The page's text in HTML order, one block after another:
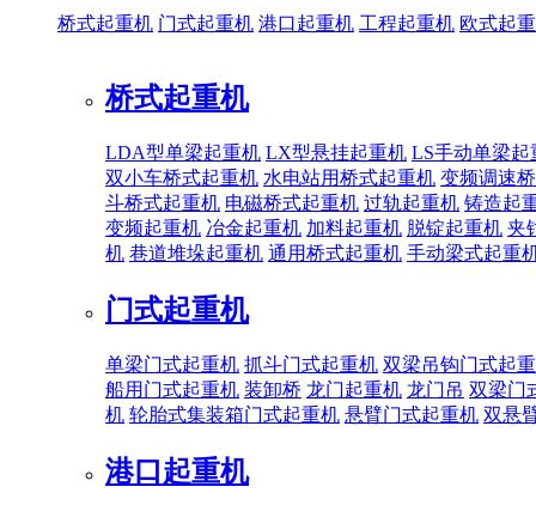
桥式起重机 门式起重机 港口起重机 工程起重机 欧式起
桥式起重机
LDA型单梁起重机 LX型悬挂起重机 LS手动单梁起
双小车桥式起重机 水电站用桥式起重机 变频调速
斗桥式起重机 电磁桥式起重机 过轨起重机 铸造起
变频起重机 冶金起重机 加料起重机 脱锭起重机 夹
机 巷道堆垛起重机 通用桥式起重机 手动梁式起重
门式起重机
单梁门式起重机 抓斗门式起重机 双梁吊钩门式起
船用门式起重机 装卸桥 龙门起重机 龙门吊 双梁门
机 轮胎式集装箱门式起重机 悬臂门式起重机 双悬
港口起重机